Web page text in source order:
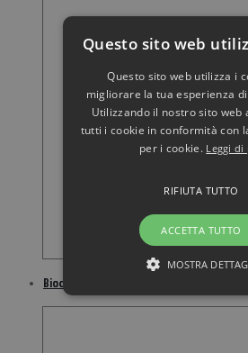
Bioclin deo active vapo deodorante senza
Questo sito web
Questo sito web utilizza i
migliorare la tua esperienza
Utilizzando il nostro sito web
tutti i cookie in conformità con
per i cookie. Leggi di
ACCETTA TUTTO
RIFIUTA TUTTO
MOSTRA